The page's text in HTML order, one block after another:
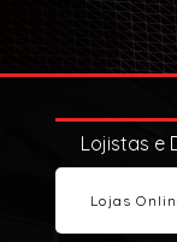
Lojistas e
Lojas